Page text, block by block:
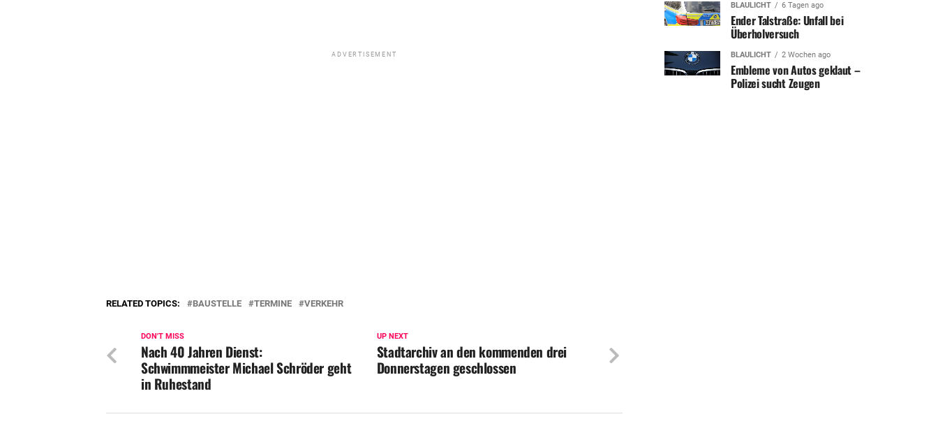
ADVERTISEMENT
RELATED TOPICS: BAUSTELLE TERMINE VERKEHR
UP NEXT
Stadtarchiv an den kommenden drei
Donnerstagen geschlossen
DON'T MISS
Nach 40 Jahren Dienst:
Schwimmmeister Michael Schröder geht
in Ruhestand
BLAULICHT 6 Tagen ago
Ender Talstraße: Unfall bei
Überholversuch
BLAULICHT 2 Wochen ago
Embleme von Autos geklaut –
Polizei sucht Zeugen